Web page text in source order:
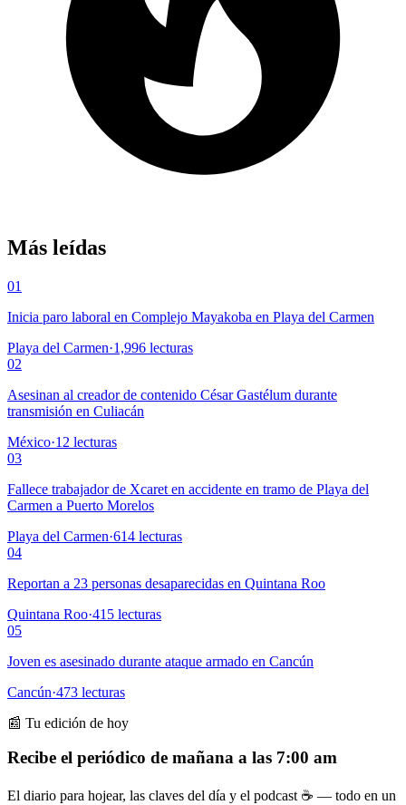
Más leídas
01
Inicia paro laboral en Complejo Mayakoba en Playa del Carmen
Playa del Carmen·1,996 lecturas
02
Asesinan al creador de contenido César Gastélum durante
transmisión en Culiacán
México·12 lecturas
03
Fallece trabajador de Xcaret en accidente en tramo de Playa del
Carmen a Puerto Morelos
Playa del Carmen·614 lecturas
04
Reportan a 23 personas desaparecidas en Quintana Roo
Quintana Roo·415 lecturas
05
Joven es asesinado durante ataque armado en Cancún
Cancún·473 lecturas
📰 Tu edición de hoy
Recibe el periódico de mañana a las 7:00 am
El diario para hojear, las claves del día y el podcast ☕ — todo en un